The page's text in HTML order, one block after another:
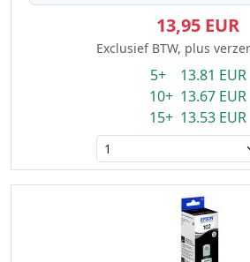
13,95 EUR
Exclusief BTW, plus
5+ 13.81 EUR
10+ 13.67 EUR
15+ 13.53 EUR